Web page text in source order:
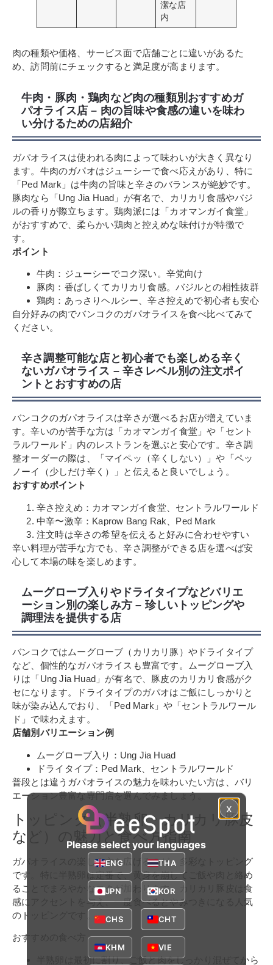
潔な店
内
肉の種類や価格、サービス面で店舗ごとに違いがあるた
め、訪問前にチェックすると満足度が高まります。
牛肉・豚肉・鶏肉など肉の種類別おすすめガ
パオライス店 – 肉の旨味や食感の違いを味わ
い分けるための店紹介
ガパオライスは使われる肉によって味わいが大きく異なり
ます。牛肉のガパオはジューシーで食べ応えがあり、特に
「Ped Mark」は牛肉の旨味と辛さのバランスが絶妙です。
豚肉なら「Ung Jia Huad」が有名で、カリカリ食感やバジ
ルの香りが際立ちます。鶏肉派には「カオマンガイ食堂」
がおすすめで、柔らかい鶏肉と控えめな味付けが特徴で
す。
ポイント
牛肉：ジューシーでコク深い。辛党向け
豚肉：香ばしくてカリカリ食感。バジルとの相性抜群
鶏肉：あっさりヘルシー、辛さ控えめで初心者も安心
自分好みの肉でバンコクのガパオライスを食べ比べてみて
ください。
辛さ調整可能な店と初心者でも楽しめる辛く
ないガパオライス – 辛さレベル別の注文ポイ
ントとおすすめの店
バンコクのガパオライスは辛さが選べるお店が増えていま
す。辛いのが苦手な方は「カオマンガイ食堂」や「セント
ラルワールド」内のレストランを選ぶと安心です。辛さ調
整オーダーの際は、「マイペッ（辛くしない）」や「ペッ
ノーイ（少しだけ辛く）」と伝えると良いでしょう。
おすすめポイント
辛さ控えめ：カオマンガイ食堂、セントラルワールド
中辛〜激辛：Kaprow Bang Rak、Ped Mark
注文時は辛さの希望を伝えると好みに合わせやすい
辛い料理が苦手な方でも、辛さ調整ができる店を選べば安
心して本場の味を楽しめます。
ムーグローブ入りやドライタイプなどバリエ
ーション別の楽しみ方 – 珍しいトッピングや
調理法を提供する店
バンコクではムーグローブ（カリカリ豚）やドライタイプ
など、個性的なガパオライスも豊富です。ムーグローブ入
りは「Ung Jia Huad」が有名で、豚皮のカリカリ食感がク
セになります。ドライタイプのガパオはご飯にしっかりと
味が染み込んでおり、「Ped Mark」や「セントラルワール
ド」で味わえます。
店舗別バリエーション例
ムーグローブ入り：Ung Jia Huad
ドライタイプ：Ped Mark、セントラルワールド
普段とは違うガパオライスの魅力を味わいたい方は、バリ
エーション豊富な専門店を選んでみましょう。
トッピング（半熟卵・カリカリ豚皮
など）の魅力と食べ方指南
ガパオライスの楽しみ方を広げるのが、多彩なトッピング
です。特に半熟卵は定番で、黄身を崩してご飯や肉と絡め
ることでまろやかなコクが加わります。カリカリ豚皮は食
感にアクセントを与え、一度食べるとやみつきになる人気
のトッピングです。
おすすめの食べ方
半熟卵は最初に割り、ご飯と肉をしっかり混ぜてから
x
Please select your languages
ENG THA
JPN KOR
CHS CHT
KHM VIE